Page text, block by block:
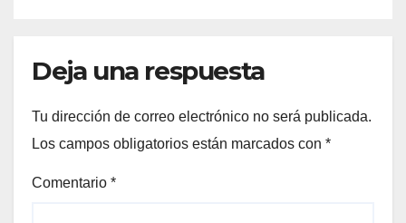
Deja una respuesta
Tu dirección de correo electrónico no será publicada.
Los campos obligatorios están marcados con *
Comentario *